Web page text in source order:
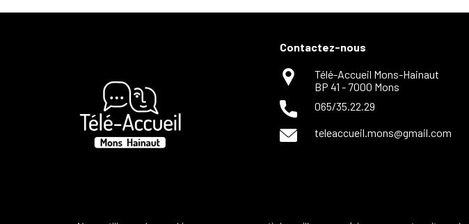
Contactez-nous
Télé-Accueil Mons-Hainaut
BP 41 - 7000 Mons
065/35.22.29
teleaccueil.mons@gmail.com